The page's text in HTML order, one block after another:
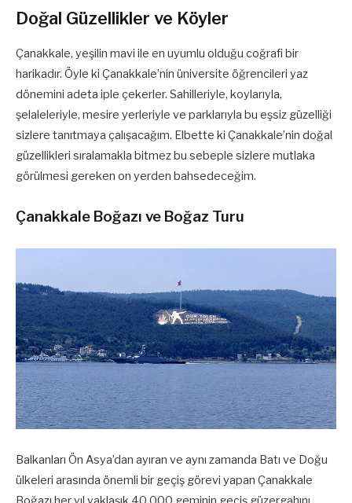
Doğal Güzellikler ve Köyler
Çanakkale, yeşilin mavi ile en uyumlu olduğu coğrafi bir
harikadır. Öyle ki Çanakkale’nin üniversite öğrencileri yaz
dönemini adeta iple çekerler. Sahilleriyle, koylarıyla,
şelaleleriyle, mesire yerleriyle ve parklarıyla bu eşsiz güzelliği
sizlere tanıtmaya çalışacağım. Elbette ki Çanakkale’nin doğal
güzellikleri sıralamakla bitmez bu sebeple sizlere mutlaka
görülmesi gereken on yerden bahsedeceğim.
Çanakkale Boğazı ve Boğaz Turu
Balkanları Ön Asya’dan ayıran ve aynı zamanda Batı ve Doğu
ülkeleri arasında önemli bir geçiş görevi yapan Çanakkale